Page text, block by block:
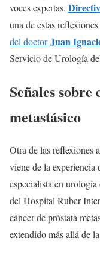
voces expertas.
una de estas
del doctorJuan
Servicio de Urología
Señales
metastásico
Otra de las reflexiones
viene de la experiencia
especialista en
del Hospital Ruber
cáncer de próstata
extendido más allá de